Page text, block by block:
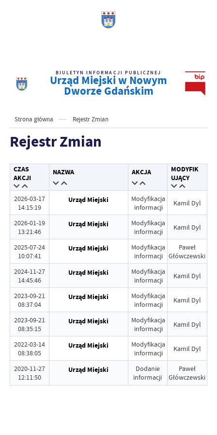
BIULETYN INFORMACJI PUBLICZNEJ
Urząd Miejski w Nowym
Dworze Gdańskim
Strona główna Rejestr Zmian
Rejestr Zmian
CZAS
AKCJI
NAZWA AKCJA
MODYFIK
UJĄCY
2026-03-17
14:15:19
Urząd Miejski
Modyfikacja
informacji
Kamil Dyl
2026-01-19
13:21:46
Urząd Miejski
Modyfikacja
informacji
Kamil Dyl
2025-07-24
10:07:41
Urząd Miejski
Modyfikacja
informacji
Paweł
Główczewski
2024-11-27
14:45:46
Urząd Miejski
Modyfikacja
informacji
Kamil Dyl
2023-09-21
08:37:04
Urząd Miejski
Modyfikacja
informacji
Kamil Dyl
2023-09-21
08:35:15
Urząd Miejski
Modyfikacja
informacji
Kamil Dyl
2022-03-14
08:38:05
Urząd Miejski
Modyfikacja
informacji
Kamil Dyl
2020-11-27
12:11:50
Urząd Miejski
Dodanie
informacji
Paweł
Główczewski